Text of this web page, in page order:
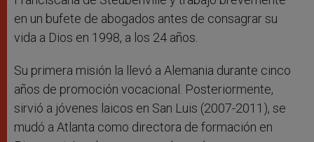
en un bufete de abogados antes de consagrar su
vida a Dios en 1998, a los 24 años.
Su primera misión la llevó a Alemania durante cinco
años de promoción vocacional. Posteriormente,
sirvió a jóvenes laicos en San Luis (2007-2011), se
mudó a Atlanta como directora de formación en